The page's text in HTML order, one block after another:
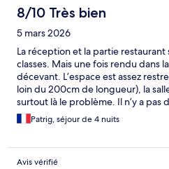
8/10 Très bien
5 mars 2026
La réception et la partie
classes. Mais une fois rendu dans
décevant. L’espace est assez
loin du 200cm de longueur), la
surtout là le problème. Il n’y a pas
des serviettes. Les serviettes
dans le placard se trouvant dans la
Le petit déjeuner est assez bien
Patrig, séjour de 4 nuits
Avis vérifié